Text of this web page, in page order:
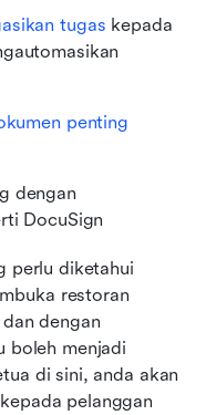
tugas kepada
penting
dengan
DocuSign
perlu diketahui
restoran
dengan
boleh menjadi
di sini, anda akan
pelanggan